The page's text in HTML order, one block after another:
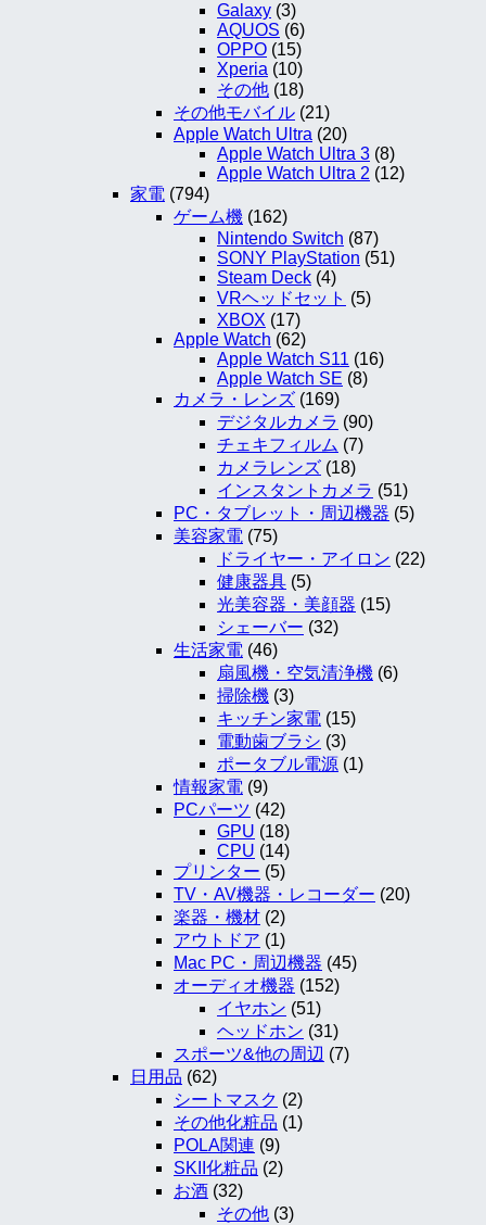
Galaxy (3)
AQUOS (6)
OPPO (15)
Xperia (10)
その他 (18)
その他モバイル (21)
Apple Watch Ultra (20)
Apple Watch Ultra 3 (8)
Apple Watch Ultra 2 (12)
家電 (794)
ゲーム機 (162)
Nintendo Switch (87)
SONY PlayStation (51)
Steam Deck (4)
VRヘッドセット (5)
XBOX (17)
Apple Watch (62)
Apple Watch S11 (16)
Apple Watch SE (8)
カメラ・レンズ (169)
デジタルカメラ (90)
チェキフィルム (7)
カメラレンズ (18)
インスタントカメラ (51)
PC・タブレット・周辺機器 (5)
美容家電 (75)
ドライヤー・アイロン (22)
健康器具 (5)
光美容器・美顔器 (15)
シェーバー (32)
生活家電 (46)
扇風機・空気清浄機 (6)
掃除機 (3)
キッチン家電 (15)
電動歯ブラシ (3)
ポータブル電源 (1)
情報家電 (9)
PCパーツ (42)
GPU (18)
CPU (14)
プリンター (5)
TV・AV機器・レコーダー (20)
楽器・機材 (2)
アウトドア (1)
Mac PC・周辺機器 (45)
オーディオ機器 (152)
イヤホン (51)
ヘッドホン (31)
スポーツ&他の周辺 (7)
日用品 (62)
シートマスク (2)
その他化粧品 (1)
POLA関連 (9)
SKII化粧品 (2)
お酒 (32)
その他 (3)